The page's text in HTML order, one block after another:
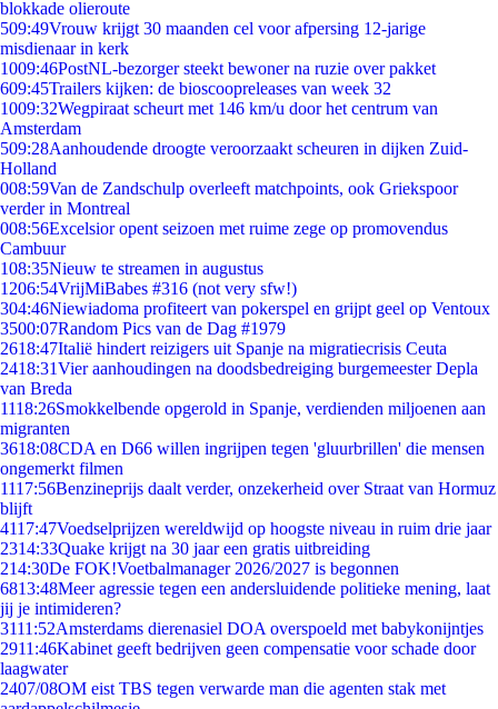
blokkade olieroute
509:49Vrouw krijgt 30 maanden cel voor afpersing 12-jarige
misdienaar in kerk
1009:46PostNL-bezorger steekt bewoner na ruzie over pakket
609:45Trailers kijken: de bioscoopreleases van week 32
1009:32Wegpiraat scheurt met 146 km/u door het centrum van
Amsterdam
509:28Aanhoudende droogte veroorzaakt scheuren in dijken Zuid-
Holland
008:59Van de Zandschulp overleeft matchpoints, ook Griekspoor
verder in Montreal
008:56Excelsior opent seizoen met ruime zege op promovendus
Cambuur
108:35Nieuw te streamen in augustus
1206:54VrijMiBabes #316 (not very sfw!)
304:46Niewiadoma profiteert van pokerspel en grijpt geel op Ventoux
3500:07Random Pics van de Dag #1979
2618:47Italië hindert reizigers uit Spanje na migratiecrisis Ceuta
2418:31Vier aanhoudingen na doodsbedreiging burgemeester Depla
van Breda
1118:26Smokkelbende opgerold in Spanje, verdienden miljoenen aan
migranten
3618:08CDA en D66 willen ingrijpen tegen 'gluurbrillen' die mensen
ongemerkt filmen
1117:56Benzineprijs daalt verder, onzekerheid over Straat van Hormuz
blijft
4117:47Voedselprijzen wereldwijd op hoogste niveau in ruim drie jaar
2314:33Quake krijgt na 30 jaar een gratis uitbreiding
214:30De FOK!Voetbalmanager 2026/2027 is begonnen
6813:48Meer agressie tegen een andersluidende politieke mening, laat
jij je intimideren?
3111:52Amsterdams dierenasiel DOA overspoeld met babykonijntjes
2911:46Kabinet geeft bedrijven geen compensatie voor schade door
laagwater
2407/08OM eist TBS tegen verwarde man die agenten stak met